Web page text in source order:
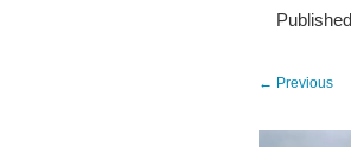
Published
← Previous